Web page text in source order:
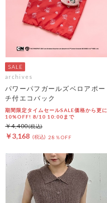
archives
パワーパフガールズベロアポー
チ付エコバック
期間限定タイムセールSALE価格から更に
10%OFF! 8/10 10:00まで
￥3,168 28％OFF
￥4,400